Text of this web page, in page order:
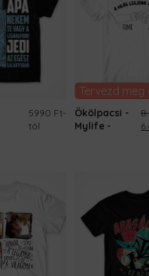
5990 Ft-
tól
Tervezd
Ökölpacsi -
Mylife